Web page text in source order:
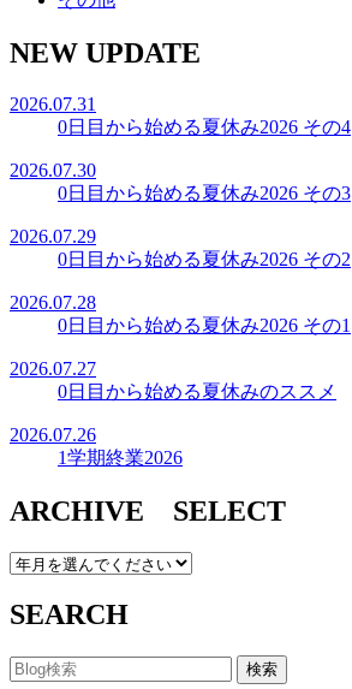
NEW UPDATE
2026.07.31
0日目から始める夏休み2026 その4
2026.07.30
0日目から始める夏休み2026 その3
2026.07.29
0日目から始める夏休み2026 その2
2026.07.28
0日目から始める夏休み2026 その1
2026.07.27
0日目から始める夏休みのススメ
2026.07.26
1学期終業2026
ARCHIVE SELECT
SEARCH